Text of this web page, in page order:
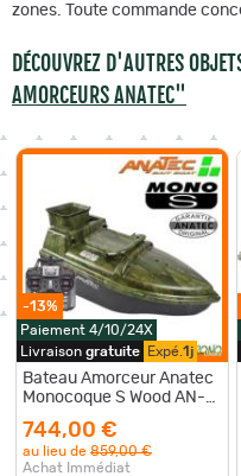
zones. Toute commande
DÉCOUVREZ D'AUTRES
AMORCEURS ANATEC"
-13%
Paiement 4/10/24X
Livraison gratuite Expé. 1j
Bateau Amorceur Anatec
Monocoque S Wood AN-
744,00 €
au lieu de 859,00 €
Achat Immédiat